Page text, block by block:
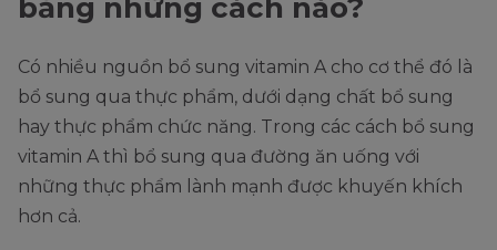
bằng những cách nào?
Có nhiều nguồn bổ sung vitamin A cho cơ thể đó là
bổ sung qua thực phẩm, dưới dạng chất bổ sung
hay thực phẩm chức năng. Trong các cách bổ sung
vitamin A thì bổ sung qua đường ăn uống với
những thực phẩm lành mạnh được khuyến khích
hơn cả.